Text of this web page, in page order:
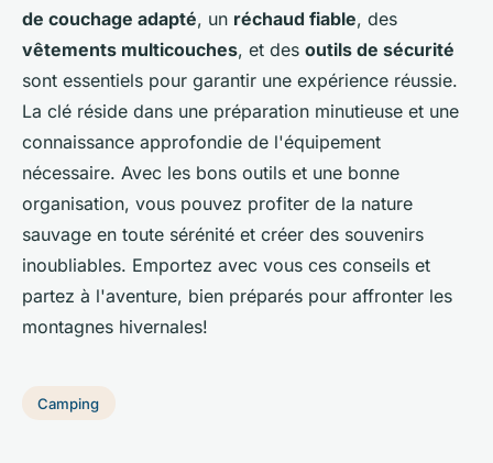
de couchage adapté, un réchaud fiable, des
vêtements multicouches, et des outils de sécurité
sont essentiels pour garantir une expérience réussie.
La clé réside dans une préparation minutieuse et une
connaissance approfondie de l'équipement
nécessaire. Avec les bons outils et une bonne
organisation, vous pouvez profiter de la nature
sauvage en toute sérénité et créer des souvenirs
inoubliables. Emportez avec vous ces conseils et
partez à l'aventure, bien préparés pour affronter les
montagnes hivernales!
Camping